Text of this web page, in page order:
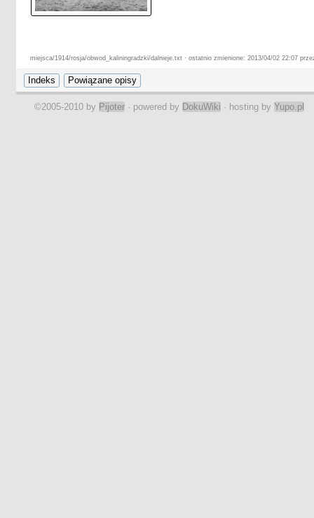
miejsca/1914/rosja/obwod_kaliningradzki/dalnieje.txt · ostatnio zmienione: 2013/04/02 22:07
©2005-2010 by Pijoter · powered by DokuWiki · hosting by Yupo.pl